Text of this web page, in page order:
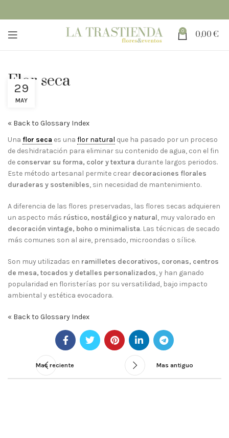
0 0,00 €
Flor seca
29
MAY
« Back to Glossary Index
Una flor seca es una flor natural que ha pasado por un proceso
de deshidratación para eliminar su contenido de agua, con el fin
de conservar su forma, color y textura durante largos periodos.
Este método artesanal permite crear decoraciones florales
duraderas y sostenibles, sin necesidad de mantenimiento.
A diferencia de las flores preservadas, las flores secas adquieren
un aspecto más rústico, nostálgico y natural, muy valorado en
decoración vintage, boho o minimalista. Las técnicas de secado
más comunes son al aire, prensado, microondas o sílice.
Son muy utilizadas en ramilletes decorativos, coronas, centros
de mesa, tocados y detalles personalizados, y han ganado
popularidad en floristerías por su versatilidad, bajo impacto
ambiental y estética evocadora.
« Back to Glossary Index
Mas reciente Mas antiguo